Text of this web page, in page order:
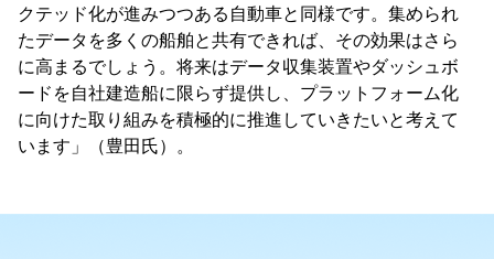
クテッド化が進みつつある自動車と同様です。集められ
たデータを多くの船舶と共有できれば、その効果はさら
に高まるでしょう。将来はデータ収集装置やダッシュボ
ードを自社建造船に限らず提供し、プラットフォーム化
に向けた取り組みを積極的に推進していきたいと考えて
います」（豊田氏）。